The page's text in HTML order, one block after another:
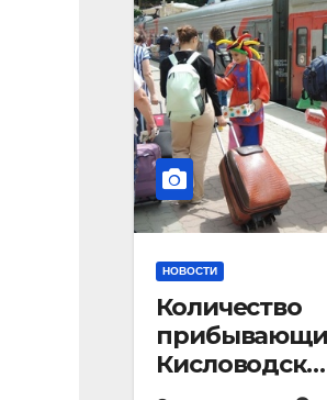
НОВОСТИ
Количество
Кисловодск
стремительно